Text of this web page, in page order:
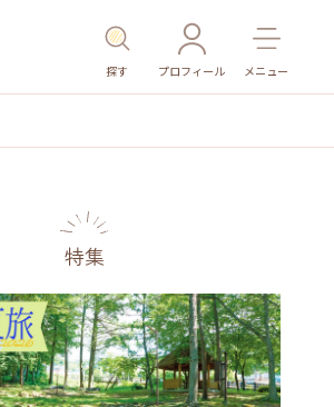
探す プロフィール メニュー
スパ その他施設 ごはん
特集